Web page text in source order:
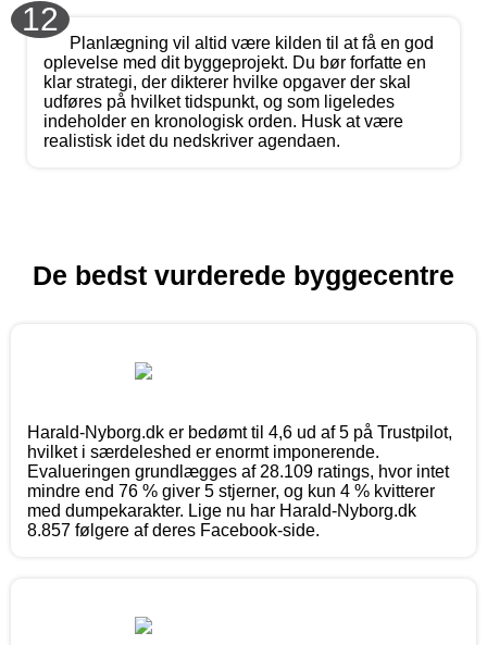
12
Planlægning vil altid være kilden til at få en god
oplevelse med dit byggeprojekt. Du bør forfatte en
klar strategi, der dikterer hvilke opgaver der skal
udføres på hvilket tidspunkt, og som ligeledes
indeholder en kronologisk orden. Husk at være
realistisk idet du nedskriver agendaen.
De bedst vurderede byggecentre
Harald-Nyborg.dk er bedømt til 4,6 ud af 5 på Trustpilot,
hvilket i særdeleshed er enormt imponerende.
Evalueringen grundlægges af 28.109 ratings, hvor intet
mindre end 76 % giver 5 stjerner, og kun 4 % kvitterer
med dumpekarakter. Lige nu har Harald-Nyborg.dk
8.857 følgere af deres Facebook-side.